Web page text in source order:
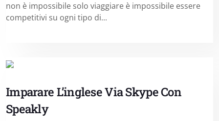
non è impossibile solo viaggiare è impossibile essere
competitivi su ogni tipo di...
Imparare L’inglese Via Skype Con
Speakly